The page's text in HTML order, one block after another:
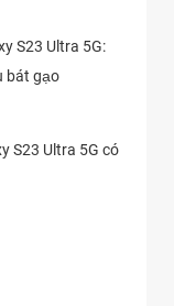
S23 Ultra 5G:
bát gạo
S23 Ultra 5G có